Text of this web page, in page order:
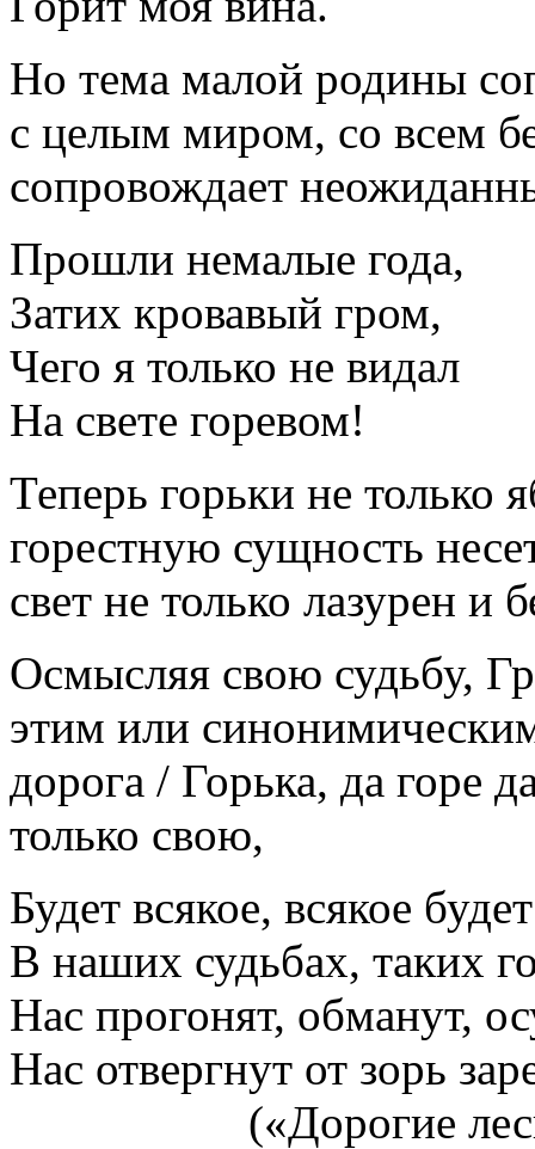
Но тема малой родины
с целым миром, со всем
сопровождает
Прошли немалые года,
Затих кровавый гром,
Чего я только не видал
На свете горевом!
Теперь горьки не
горестную сущность
свет не только лазурен
Осмысляя свою судьбу,
этим или
дорога / Горька, да горе
только свою,
Будет всякое, всякое будет
В наших судьбах, таких
Нас прогонят, обманут,
Нас отвергнут от зорь
(«Дорогие